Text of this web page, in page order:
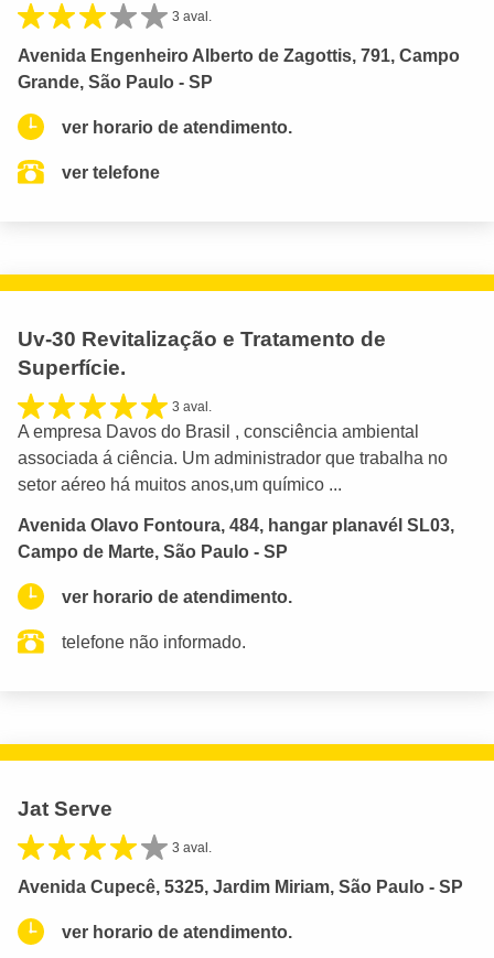
3 aval.
Avenida Engenheiro Alberto de Zagottis, 791, Campo
Grande, São Paulo - SP
ver horario de atendimento.
ver telefone
Uv-30 Revitalização e Tratamento de
Superfície.
3 aval.
A empresa Davos do Brasil , consciência ambiental
associada á ciência. Um administrador que trabalha no
setor aéreo há muitos anos,um químico ...
Avenida Olavo Fontoura, 484, hangar planavél SL03,
Campo de Marte, São Paulo - SP
ver horario de atendimento.
telefone não informado.
Jat Serve
3 aval.
Avenida Cupecê, 5325, Jardim Miriam, São Paulo - SP
ver horario de atendimento.